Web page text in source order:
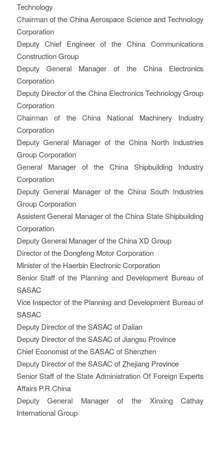
Technology
Chairman of the China Aerospace Science and Technology
Corporation
Deputy Chief Engineer of the China Communications
Construction Group
Deputy General Manager of the China Electronics
Corporation
Deputy Director of the China Electronics Technology Group
Corporation
Chairman of the China National Machinery Industry
Corporation
Deputy General Manager of the China North Industries
Group Corporation
General Manager of the China Shipbuilding Industry
Corporation
Deputy General Manager of the China South Industries
Group Corporation
Assistent General Manager of the China State Shipbuilding
Corporation
Deputy General Manager of the China XD Group
Director of the Dongfeng Motor Corporation
Minister of the Haerbin Electronic Corporation
Senior Staff of the Planning and Development Bureau of
SASAC
Vice Inspector of the Planning and Development Bureau of
SASAC
Deputy Director of the SASAC of Dalian
Deputy Director of the SASAC of Jiangsu Province
Chief Economist of the SASAC of Shenzhen
Deputy Director of the SASAC of Zhejiang Province
Senior Staff of the State Administration Of Foreign Experts
Affairs P.R.China
Deputy General Manager of the Xinxing Cathay
International Group